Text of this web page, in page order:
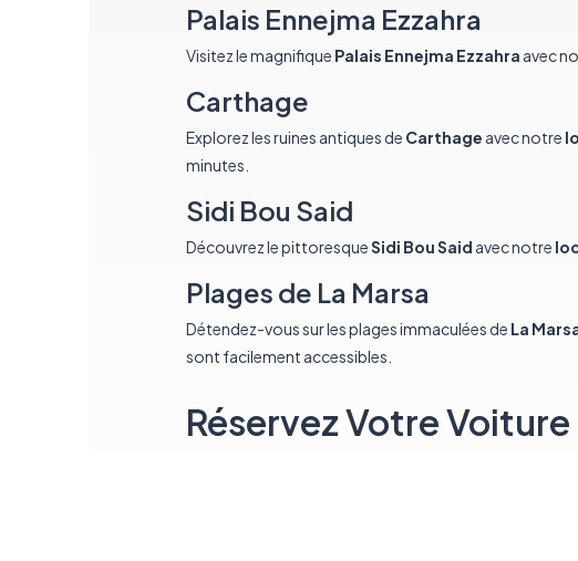
Palais Ennejma Ezzahra
Visitez le magnifique Palais Ennejma Ezzahra avec
Carthage
Explorez les ruines antiques de Carthage avec notre
minutes.
Sidi Bou Said
Découvrez le pittoresqueSidi Bou Said avec notre
Plages de La Marsa
Détendez-vous sur les plages immaculées de La
sont facilement accessibles.
Réservez Votre Voiture